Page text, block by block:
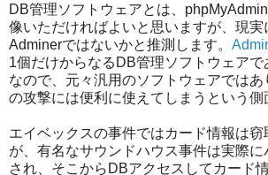
DB管理ソフトウェアとは、
像いただければよいと思いますが、現実
Adminerではないかと推測します。
1個だけからなるDB管理ソフトウェアで
なので、元々汎用のソフトウェアでは
の攻撃には便利に使えてしまうという側
エイベックスの事件ではカード情報は
が、有名なサウンドハウス事件は実際
され、そこからDBアクセスしてカード